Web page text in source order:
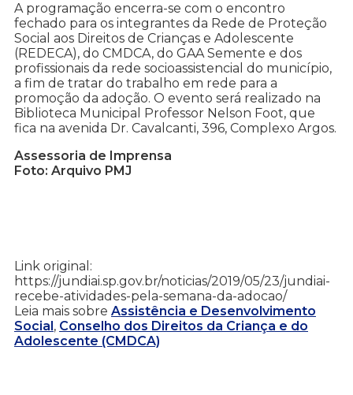
A programação encerra-se com o encontro
fechado para os integrantes da Rede de Proteção
Social aos Direitos de Crianças e Adolescente
(REDECA), do CMDCA, do GAA Semente e dos
profissionais da rede socioassistencial do município,
a fim de tratar do trabalho em rede para a
promoção da adoção. O evento será realizado na
Biblioteca Municipal Professor Nelson Foot, que
fica na avenida Dr. Cavalcanti, 396, Complexo Argos.
Assessoria de Imprensa
Foto: Arquivo PMJ
Link original:
https://jundiai.sp.gov.br/noticias/2019/05/23/jundiai-
recebe-atividades-pela-semana-da-adocao/
Leia mais sobre Assistência e Desenvolvimento
Social, Conselho dos Direitos da Criança e do
Adolescente (CMDCA)